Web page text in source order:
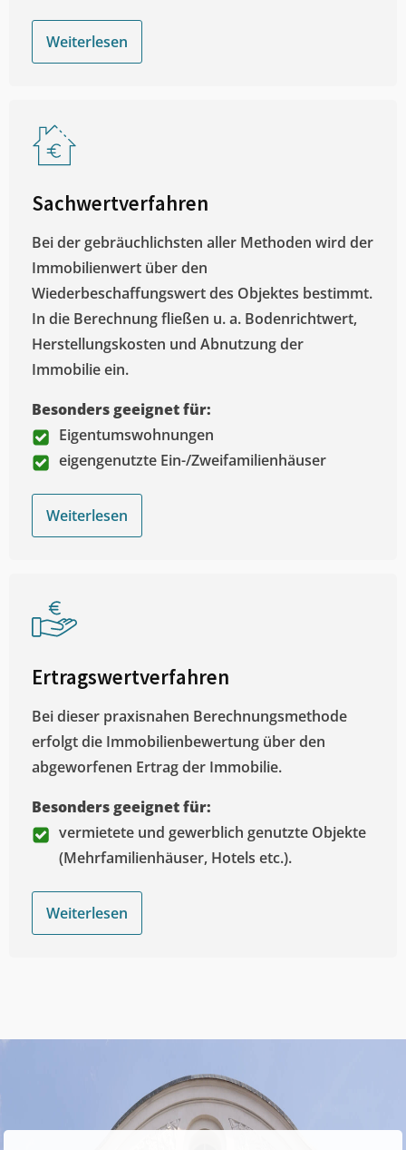
Weiterlesen
Sachwertverfahren
Bei der gebräuchlichsten aller Methoden wird der
Immobilienwert über den
Wiederbeschaffungswert des Objektes bestimmt.
In die Berechnung fließen u. a. Bodenrichtwert,
Herstellungskosten und Abnutzung der
Immobilie ein.
Besonders geeignet für:
Eigentumswohnungen
eigengenutzte Ein-/Zweifamilienhäuser
Weiterlesen
Ertragswertverfahren
Bei dieser praxisnahen Berechnungsmethode
erfolgt die Immobilienbewertung über den
abgeworfenen Ertrag der Immobilie.
Besonders geeignet für:
vermietete und gewerblich genutzte Objekte
(Mehrfamilienhäuser, Hotels etc.).
Weiterlesen